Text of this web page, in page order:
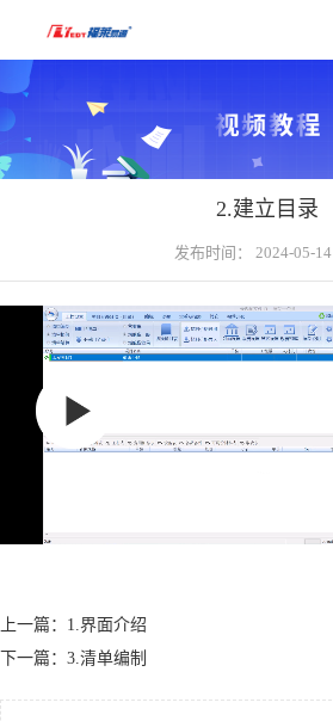
2.建立目录
发布时间： 2024-05-14
上一篇： 1.界面介绍
下一篇： 3.清单编制